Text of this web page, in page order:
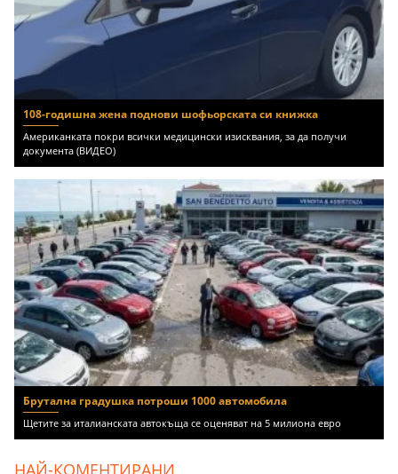
108-годишна жена поднови шофьорската си книжка
Американката покри всички медицински изисквания, за да получи
документа (ВИДЕО)
Брутална градушка потроши 1000 автомобила
Щетите за италианската автокъща се оценяват на 5 милиона евро